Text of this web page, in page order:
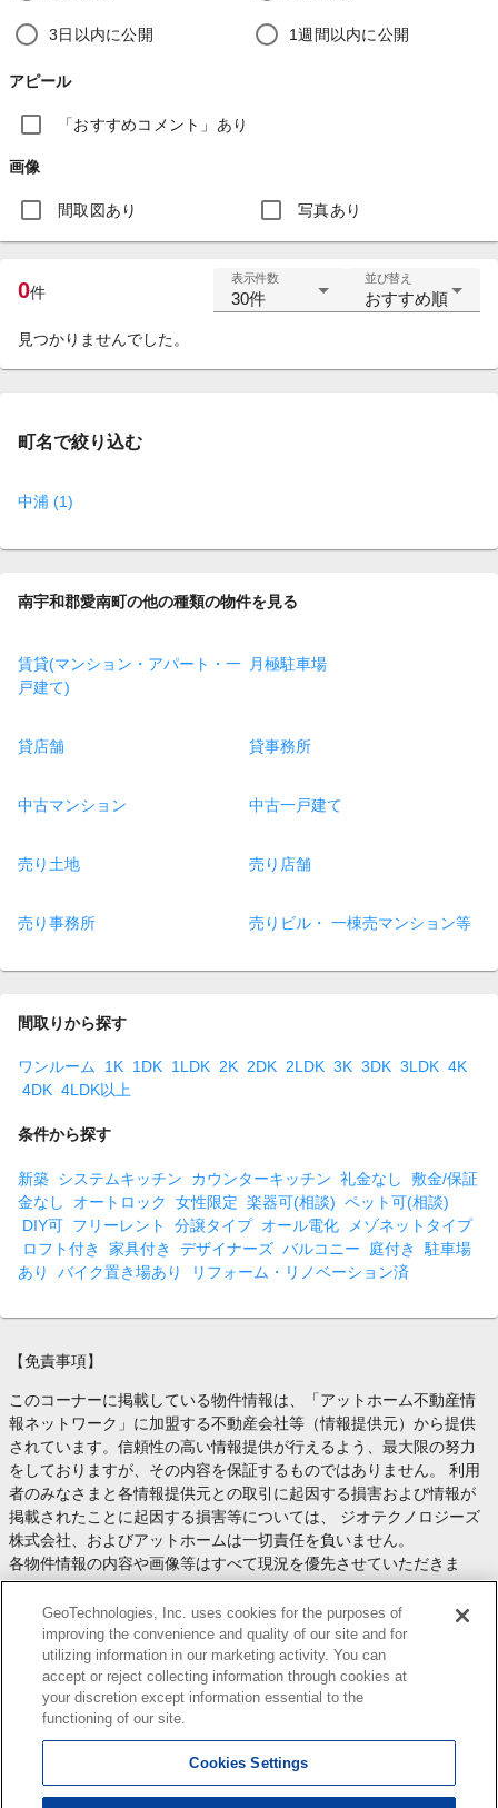
3日以内に公開 1週間以内に公開
アピール
「おすすめコメント」あり
画像
間取図あり 写真あり
0件
表示件数
30件
並び替え
おすすめ順
見つかりませんでした。
町名で絞り込む
中浦 (1)
南宇和郡愛南町の他の種類の物件を見る
賃貸(マンション・アパート・一
戸建て)
月極駐車場
貸店舗 貸事務所
中古マンション 中古一戸建て
売り土地 売り店舗
売り事務所 売りビル・ 一棟売マンション等
間取りから探す
ワンルーム 1K 1DK 1LDK 2K 2DK 2LDK 3K 3DK 3LDK 4K
4DK 4LDK以上
条件から探す
新築 システムキッチン カウンターキッチン 礼金なし
敷金/保証
金なし
オートロック 女性限定 楽器可(相談) ペット可(相談)
DIY可 フリーレント 分譲タイプ オール電化
メゾネットタイプ
ロフト付き
家具付き デザイナーズ バルコニー 庭付き
駐車場
あり
バイク置き場あり リフォーム・リノベーション済
【免責事項】
このコーナーに掲載している物件情報は、「アットホーム不動産情
報ネットワーク」に加盟する不動産会社等（情報提供元）から提供
されています。信頼性の高い情報提供が行えるよう、最大限の努力
をしておりますが、その内容を保証するものではありません。 利用
者のみなさまと各情報提供元との取引に起因する損害および情報が
掲載されたことに起因する損害等については、 ジオテクノロジーズ
株式会社、およびアットホームは一切責任を負いません。
各物件情報の内容や画像等はすべて現況を優先させていただきま
す。
お取引等（お取引の準備、資金調達等を含みます）の際には、内容
や契約条件等について、 各情報提供元より十分な説明を受け、ご自
身でご確認の上、判断してください。
このコーナーへの物件情報のご掲載、その他不動産業務ソリューシ
ョン等についての不動産会社様のお問合せはこちら
します。
GeoTechnologies, Inc. uses cookies for the purposes of
improving the convenience and quality of our site and for
utilizing information in our marketing activity. You can
accept or reject collecting information through cookies at
your discretion except information essential to the
functioning of our site.
Cookies Settings